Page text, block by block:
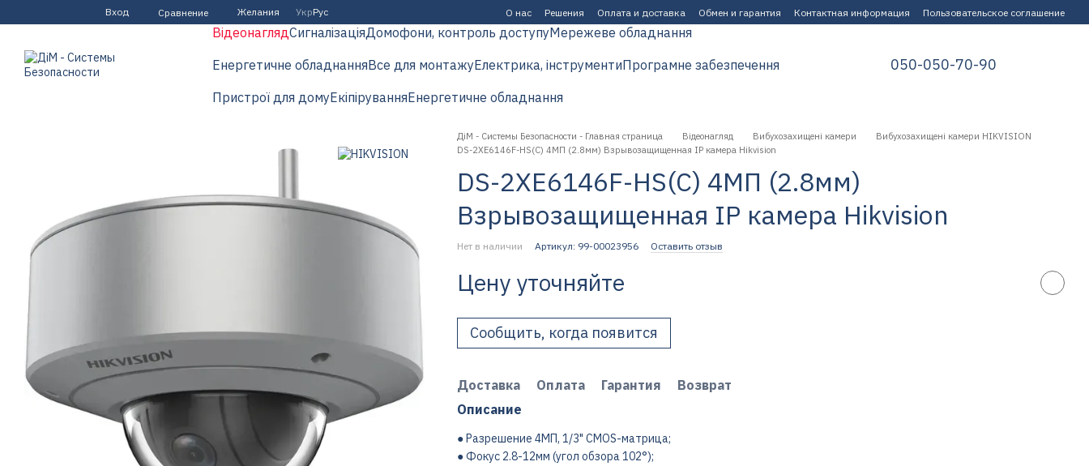
Перейти к основному контенту
Вход Сравнение Желания УкрРус О нас Решения Оплата и доставка Обмен и гарантия Контактная информация Пользовательское соглашение
ВідеонаглядСигналізаціяДомофони, контроль доступуМережеве обладнання
Енергетичне обладнанняВсе для монтажуЕлектрика, інструментиПрограмне забезпечення
Пристрої для домуЕкіпіруванняЕнергетичне обладнання
050-050-70-90
ДіМ - Системы Безопасности - Главная страница Відеонагляд Вибухозахищені камери
Вибухозахищені камери HIKVISION
DS-2XE6146F-HS(C) 4МП (2.8мм) Взрывозащищенная IP камера Hikvision
DS-2XE6146F-HS(C) 4МП (2.8мм)
Взрывозащищенная IP камера Hikvision
Нет в наличии Артикул: 99-00023956 Оставить отзыв
Цену уточняйте
Сообщить, когда появится
Доставка Оплата Гарантия
Возврат
Описание
● Разрешение 4МП, 1/3" CMOS-матрица;
● Фокус 2.8-12мм (угол обзора 102°);